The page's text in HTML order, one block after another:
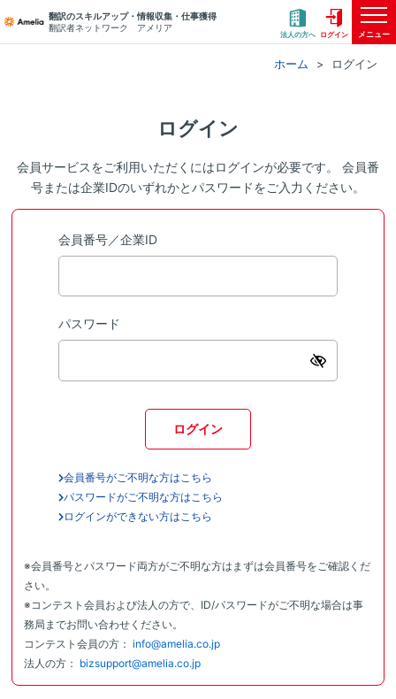
翻訳のスキルアップ・情報収集・仕事獲得
翻訳者ネットワーク アメリア
法人の方へ ログイン メニュー
ホーム ログイン
ログイン
会員サービスをご利用いただくにはログインが必要です。 会員番
号または企業IDのいずれかとパスワードをご入力ください。
会員番号／企業ID
パスワード
ログイン
会員番号がご不明な方はこちら
パスワードがご不明な方はこちら
ログインができない方はこちら
※会員番号とパスワード両方がご不明な方はまずは会員番号をご確認くだ
さい。
※コンテスト会員および法人の方で、ID/パスワードがご不明な場合は事
務局までお問い合わせください。
コンテスト会員の方： info@amelia.co.jp
法人の方： bizsupport@amelia.co.jp